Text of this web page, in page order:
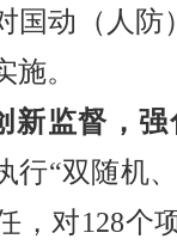
国动（人防
施。
新监督，
行“双随机
，对128个